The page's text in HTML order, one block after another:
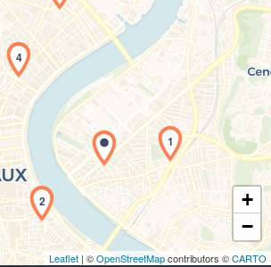
Chargement de la carte en cours...
1
2
4
+
−
Leaflet | ©OpenStreetMapcontributors ©CARTO